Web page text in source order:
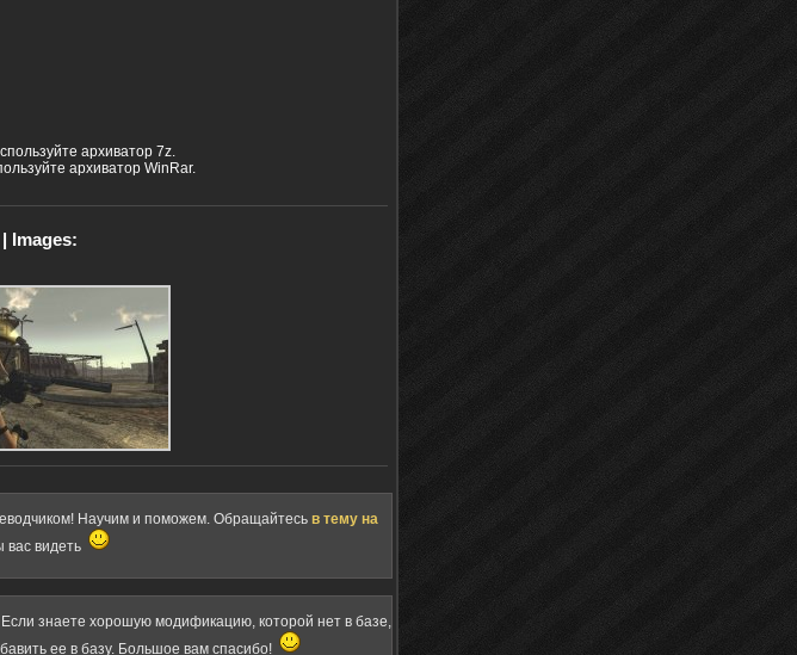
архиватор 7z.
архиватор WinRar.
Images:
Научим и поможем. Обращайтесь в тему на
вас видеть
знаете хорошую модификацию, которой нет в базе,
ее в базу. Большое вам спасибо!